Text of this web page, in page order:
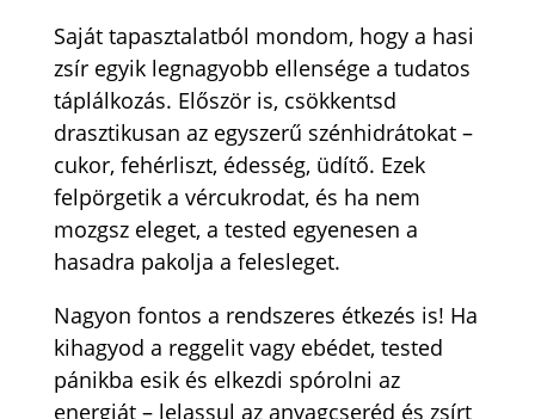
Saját tapasztalatból mondom, hogy a hasi
zsír egyik legnagyobb ellensége a tudatos
táplálkozás. Először is, csökkentsd
drasztikusan az egyszerű szénhidrátokat –
cukor, fehérliszt, édesség, üdítő. Ezek
felpörgetik a vércukrodat, és ha nem
mozgsz eleget, a tested egyenesen a
hasadra pakolja a felesleget.
Nagyon fontos a rendszeres étkezés is! Ha
kihagyod a reggelit vagy ebédet, tested
pánikba esik és elkezdi spórolni az
energiát – lelassul az anyagcseréd és zsírt